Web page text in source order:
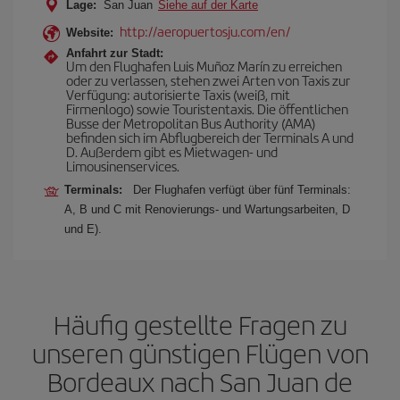
Lage: San Juan Siehe auf der Karte
Website: http://aeropuertosju.com/en/
Anfahrt zur Stadt:
Um den Flughafen Luis Muñoz Marín zu erreichen
oder zu verlassen, stehen zwei Arten von Taxis zur
Verfügung: autorisierte Taxis (weiß, mit
Firmenlogo) sowie Touristentaxis. Die öffentlichen
Busse der Metropolitan Bus Authority (AMA)
befinden sich im Abflugbereich der Terminals A und
D. Außerdem gibt es Mietwagen- und
Limousinenservices.
Terminals:
Der Flughafen verfügt über fünf Terminals:
A, B und C mit Renovierungs- und Wartungsarbeiten, D
und E).
Häufig gestellte Fragen zu
unseren günstigen Flügen von
Bordeaux nach San Juan de